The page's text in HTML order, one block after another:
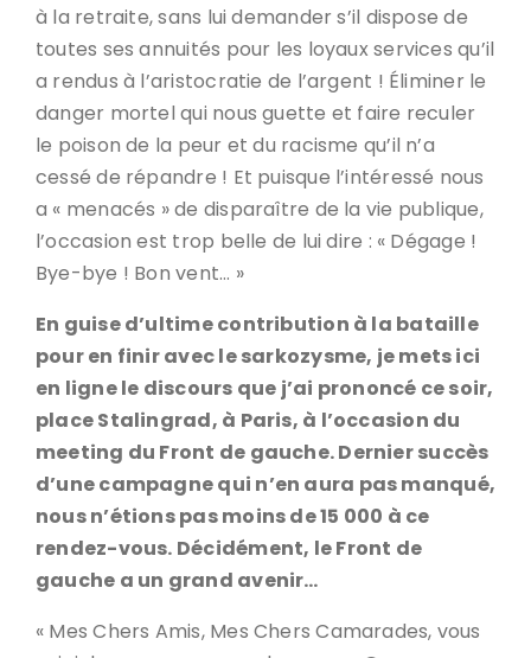
à la retraite, sans lui demander s’il dispose de
toutes ses annuités pour les loyaux services qu’il
a rendus à l’aristocratie de l’argent ! Éliminer le
danger mortel qui nous guette et faire reculer
le poison de la peur et du racisme qu’il n’a
cessé de répandre ! Et puisque l’intéressé nous
a « menacés » de disparaître de la vie publique,
l’occasion est trop belle de lui dire : « Dégage !
Bye-bye ! Bon vent… »
En guise d’ultime contribution à la bataille
pour en finir avec le sarkozysme, je mets ici
en ligne le discours que j’ai prononcé ce soir,
place Stalingrad, à Paris, à l’occasion du
meeting du Front de gauche. Dernier succès
d’une campagne qui n’en aura pas manqué,
nous n’étions pas moins de 15 000 à ce
rendez-vous. Décidément, le Front de
gauche a un grand avenir…
« Mes Chers Amis, Mes Chers Camarades, vous